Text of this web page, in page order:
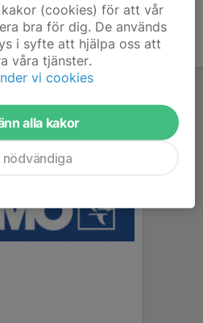
(cookies) för att vår
bra för dig. De används
i syfte att hjälpa oss att
våra tjänster.
vi cookies
alla kakor
nödvändiga